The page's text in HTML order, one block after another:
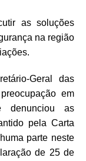
as soluções
na região
Geral das
em
denunciou as
pela Carta
parte neste
de 25 de